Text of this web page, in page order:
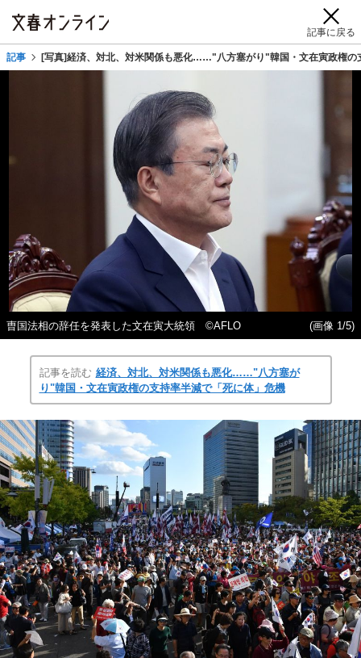
記事に戻る
記事 [写真]経済、対北、対米関係も悪化……"八方塞がり"韓国・文在寅政権の
曺国法相の辞任を発表した文在寅大統領 ©AFLO (画像 1/5)
記事を読む 経済、対北、対米関係も悪化……"八方塞が
り"韓国・文在寅政権の支持率半減で「死に体」危機